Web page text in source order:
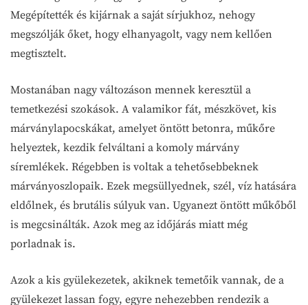
Megépítették és kijárnak a saját sírjukhoz, nehogy
megszólják őket, hogy elhanyagolt, vagy nem kellően
megtisztelt.
Mostanában nagy változáson mennek keresztül a
temetkezési szokások. A valamikor fát, mészkövet, kis
márványlapocskákat, amelyet öntött betonra, műkőre
helyeztek, kezdik felváltani a komoly márvány
síremlékek. Régebben is voltak a tehetősebbeknek
márványoszlopaik. Ezek megsüllyednek, szél, víz hatására
eldőlnek, és brutális súlyuk van. Ugyanezt öntött műkőből
is megcsinálták. Azok meg az időjárás miatt még
porladnak is.
Azok a kis gyülekezetek, akiknek temetőik vannak, de a
gyülekezet lassan fogy, egyre nehezebben rendezik a